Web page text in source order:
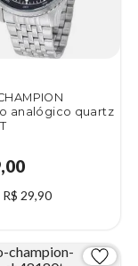
analógico quartz
29,90